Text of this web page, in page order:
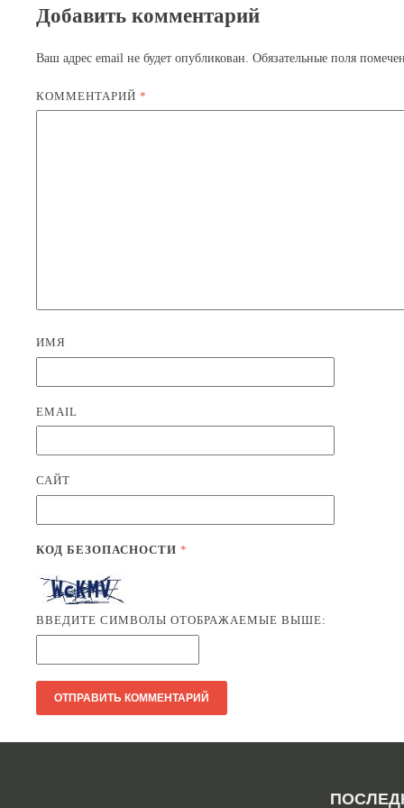
Добавить комментарий
Ваш адрес email не будет опубликован. Обязательные поля
КОММЕНТАРИЙ*
ИМЯ
EMAIL
САЙТ
КОД БЕЗОПАСНОСТИ*
ВВЕДИТЕ СИМВОЛЫ ОТОБРАЖАЕМЫЕ ВЫШЕ: